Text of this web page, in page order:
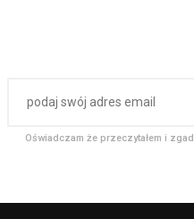
Oświadczam że przeczytałem i